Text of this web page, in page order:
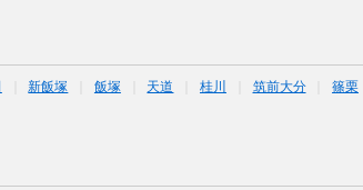
新飯塚 飯塚 天道 桂川 筑前大分
篠栗